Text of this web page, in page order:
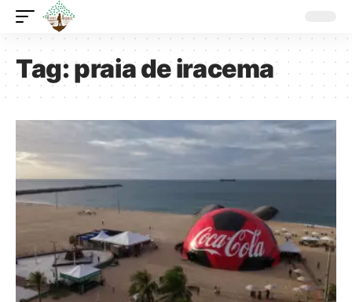
Tag:praia de iracema